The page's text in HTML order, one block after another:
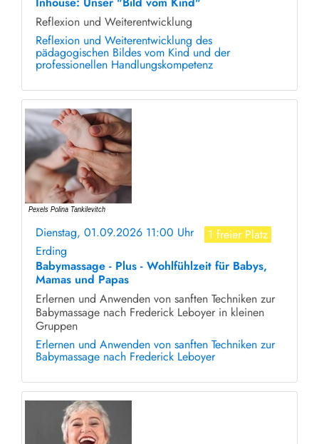
Reflexion und Weiterentwicklung
Reflexion und Weiterentwicklung des
pädagogischen Bildes vom Kind und der
professionellen Handlungskompetenz
Dienstag, 01.09.2026 11:00 Uhr
1 freier Platz
Erding
Babymassage - Plus - Wohlfühlzeit für Babys,
Mamas und Papas
Erlernen und Anwenden von sanften Techniken zur
Babymassage nach Frederick Leboyer in kleinen
Gruppen
Erlernen und Anwenden von sanften Techniken zur
Babymassage nach Frederick Leboyer